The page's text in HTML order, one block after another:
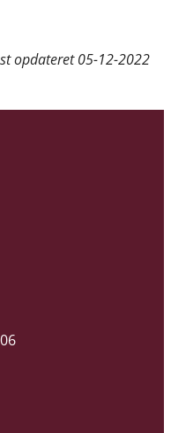
opdateret05-12-2022